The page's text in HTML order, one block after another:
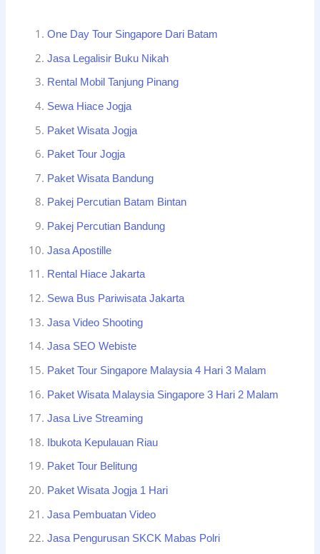
One Day Tour Singapore Dari Batam
Jasa Legalisir Buku Nikah
Rental Mobil Tanjung Pinang
Sewa Hiace Jogja
Paket Wisata Jogja
Paket Tour Jogja
Paket Wisata Bandung
Pakej Percutian Batam Bintan
Pakej Percutian Bandung
Jasa Apostille
Rental Hiace Jakarta
Sewa Bus Pariwisata Jakarta
Jasa Video Shooting
Jasa SEO Webiste
Paket Tour Singapore Malaysia 4 Hari 3 Malam
Paket Wisata Malaysia Singapore 3 Hari 2 Malam
Jasa Live Streaming
Ibukota Kepulauan Riau
Paket Tour Belitung
Paket Wisata Jogja 1 Hari
Jasa Pembuatan Video
Jasa Pengurusan SKCK Mabas Polri